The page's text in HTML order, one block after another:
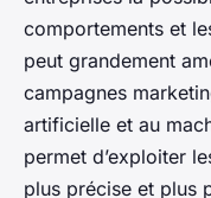
comportements et
peut grandement
campagnes
artificielle et au
permet d’exploiter
plus précise et plus